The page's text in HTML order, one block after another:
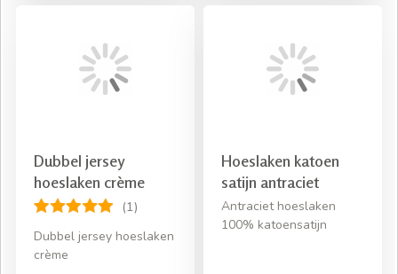
Dubbel jersey
hoeslaken crème
(1)
Dubbel jersey hoeslaken
crème
Hoeslaken katoen
satijn antraciet
Antraciet hoeslaken
100% katoensatijn